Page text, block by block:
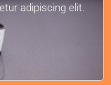
adipiscing elit.